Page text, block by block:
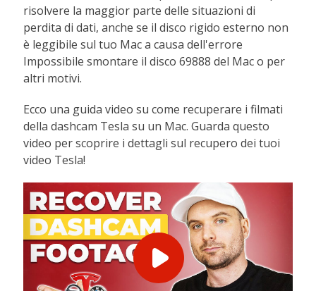
risolvere la maggior parte delle situazioni di
perdita di dati, anche se il disco rigido esterno non
è leggibile sul tuo Mac a causa dell'errore
Impossibile smontare il disco 69888 del Mac o per
altri motivi.
Ecco una guida video su come recuperare i filmati
della dashcam Tesla su un Mac. Guarda questo
video per scoprire i dettagli sul recupero dei tuoi
video Tesla!